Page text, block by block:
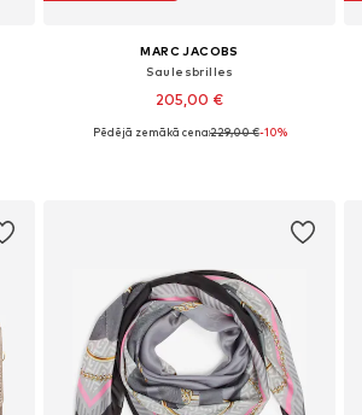
MARC JACOBS
Saulesbrilles
205,00 €
Pieejamie izmēri: One Size
Pēdējā zemākā cena:229,00 €-10%